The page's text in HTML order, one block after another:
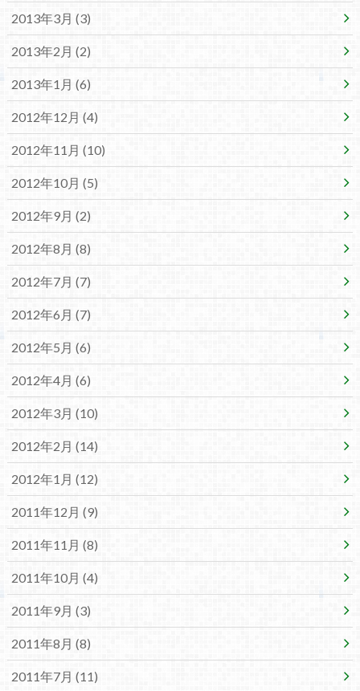
2013年3月 (3)
2013年2月 (2)
2013年1月 (6)
2012年12月 (4)
2012年11月 (10)
2012年10月 (5)
2012年9月 (2)
2012年8月 (8)
2012年7月 (7)
2012年6月 (7)
2012年5月 (6)
2012年4月 (6)
2012年3月 (10)
2012年2月 (14)
2012年1月 (12)
2011年12月 (9)
2011年11月 (8)
2011年10月 (4)
2011年9月 (3)
2011年8月 (8)
2011年7月 (11)